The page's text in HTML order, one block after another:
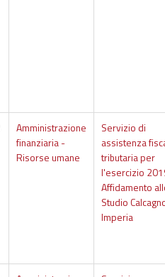
Amministrazione
finanziaria -
Risorse umane
Servizio di
assistenza
tributaria per
l'esercizio
Affidamento
Studio
Imperia